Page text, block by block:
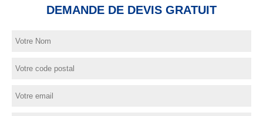
DEMANDE DE DEVIS GRATUIT